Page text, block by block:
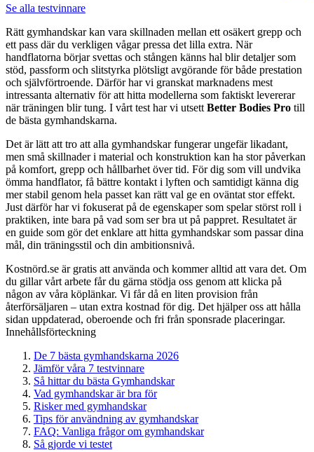
Se alla testvinnare
Rätt gymhandskar kan vara skillnaden mellan ett osäkert grepp och
ett pass där du verkligen vågar pressa det lilla extra. När
handflatorna börjar svettas och stången känns hal blir detaljer som
stöd, passform och slitstyrka plötsligt avgörande för både prestation
och självförtroende. Därför har vi granskat marknadens mest
intressanta alternativ för att hitta modellerna som faktiskt levererar
när träningen blir tung. I vårt test har vi utsett Better Bodies Pro till
de bästa gymhandskarna.
Det är lätt att tro att alla gymhandskar fungerar ungefär likadant,
men små skillnader i material och konstruktion kan ha stor påverkan
på komfort, grepp och hållbarhet över tid. För dig som vill undvika
ömma handflator, få bättre kontakt i lyften och samtidigt känna dig
mer stabil genom hela passet kan rätt val ge en oväntat stor effekt.
Just därför har vi fokuserat på de egenskaper som spelar störst roll i
praktiken, inte bara på vad som ser bra ut på pappret. Resultatet är
en guide som gör det enklare att hitta gymhandskar som passar dina
mål, din träningsstil och din ambitionsnivå.
Kostnörd.se är gratis att använda och kommer alltid att vara det. Om
du gillar vårt arbete får du gärna stödja oss genom att klicka på
någon av våra köplänkar. Vi får då en liten provision från
återförsäljaren – utan extra kostnad för dig. Det hjälper oss att hålla
sidan uppdaterad, oberoende och fri från sponsrade placeringar.
Innehållsförteckning
De 7 bästa gymhandskarna 2026
Jämför våra 7 testvinnare
Så hittar du bästa Gymhandskar
Vad gymhandskar är bra för
Risker med gymhandskar
Tips för användning av gymhandskar
FAQ: Vanliga frågor om gymhandskar
Så gjorde vi testet